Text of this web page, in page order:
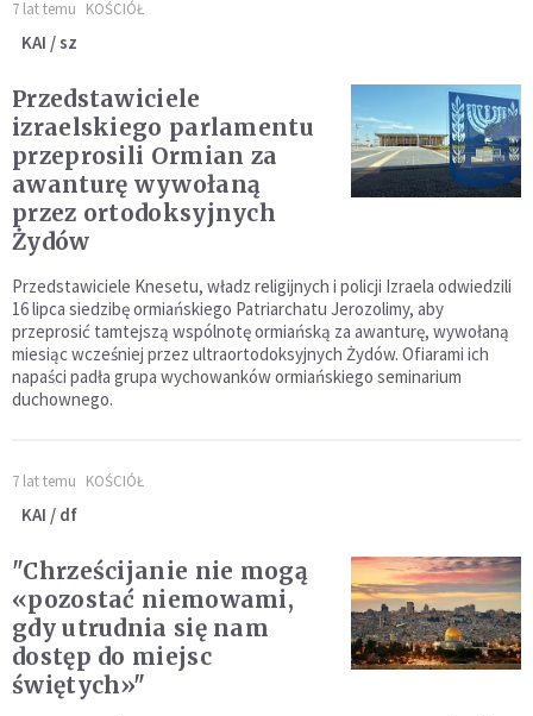
7 lat temu KOŚCIÓŁ
KAI / sz
Przedstawiciele
izraelskiego parlamentu
przeprosili Ormian za
awanturę wywołaną
przez ortodoksyjnych
Żydów
Przedstawiciele Knesetu, władz religijnych i policji Izraela odwiedzili
16 lipca siedzibę ormiańskiego Patriarchatu Jerozolimy, aby
przeprosić tamtejszą wspólnotę ormiańską za awanturę, wywołaną
miesiąc wcześniej przez ultraortodoksyjnych Żydów. Ofiarami ich
napaści padła grupa wychowanków ormiańskiego seminarium
duchownego.
7 lat temu KOŚCIÓŁ
KAI / df
"Chrześcijanie nie mogą
«pozostać niemowami,
gdy utrudnia się nam
dostęp do miejsc
świętych»"